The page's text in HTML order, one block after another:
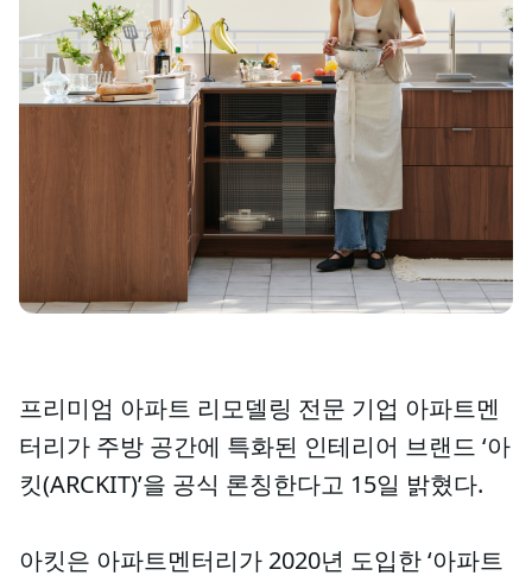
프리미엄 아파트 리모델링 전문 기업 아파트멘
터리가 주방 공간에 특화된 인테리어 브랜드 ‘아
킷(ARCKIT)’을 공식 론칭한다고 15일 밝혔다.
아킷은 아파트멘터리가 2020년 도입한 ‘아파트